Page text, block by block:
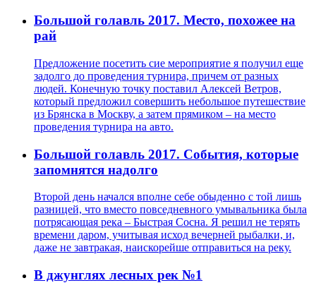
Большой голавль 2017. Место, похожее на
рай
Предложение посетить сие мероприятие я получил еще
задолго до проведения турнира, причем от разных
людей. Конечную точку поставил Алексей Ветров,
который предложил совершить небольшое путешествие
из Брянска в Москву, а затем прямиком – на место
проведения турнира на авто.
Большой голавль 2017. События, которые
запомнятся надолго
Второй день начался вполне себе обыденно с той лишь
разницей, что вместо повседневного умывальника была
потрясающая река – Быстрая Сосна. Я решил не терять
времени даром, учитывая исход вечерней рыбалки, и,
даже не завтракая, наискорейше отправиться на реку.
В джунглях лесных рек №1